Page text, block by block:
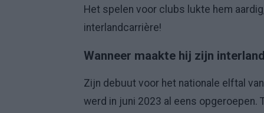
Het spelen voor clubs lukte hem
interlandcarrière!
Wanneer maakte hij zijn
Zijn debuut voor het nationale elftal
werd in juni 2023 al eens opgeroepen.